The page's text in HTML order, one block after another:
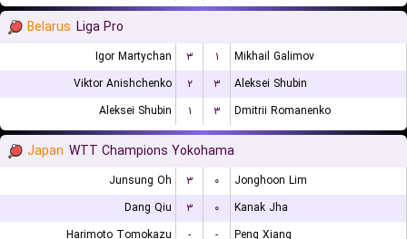
Belarus Liga Pro
Igor Martychan ۳ ۱
Mikhail Galimov
Viktor Anishchenko
۲ ۳
Aleksei Shubin
Aleksei Shubin
۱ ۳ Dmitrii Romanenko
Japan WTT Champions Yokohama
Junsung Oh ۳ ۰
Jonghoon Lim
Dang Qiu
۳ ۰
Kanak Jha
Harimoto Tomokazu
- -
Peng Xiang